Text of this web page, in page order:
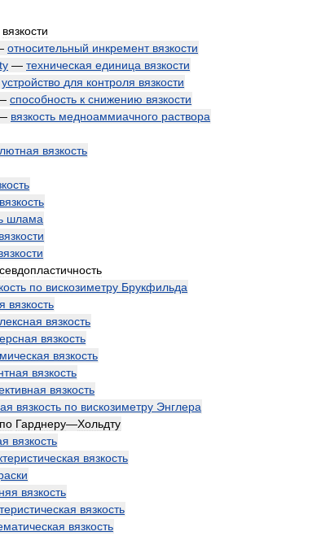
вязкости
относительный инкремент вязкости
— техническая единица вязкости
устройство для контроля вязкости
способность к снижению вязкости
вязкость медноаммиачного раствора
вязкость
вязкость
шлама
вязкости
по вискозиметру Брукфильда
вязкость
вязкость
вязкость
вязкость
вязкость
вязкость
вязкость по вискозиметру Энглера
по Гарднеру—Хольдту
вязкость
вязкость
вязкость
вязкость
вязкость